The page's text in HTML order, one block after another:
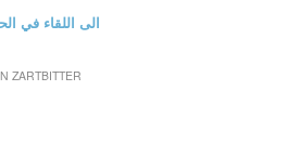
الى اللقاء في
ZARTBITTER